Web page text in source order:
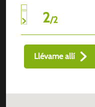
2/2
Llévame allí